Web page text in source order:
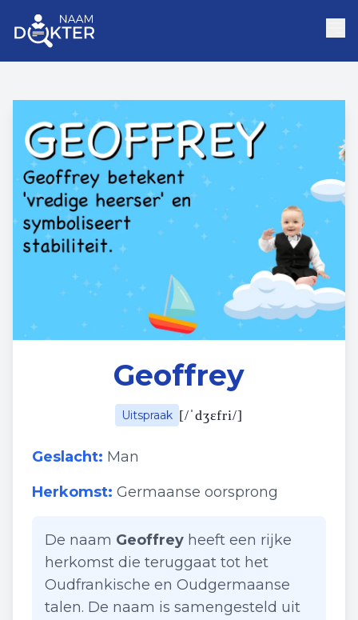
Geoffrey
Uitspraak [/ˈdʒɛfri/]
Geslacht: Man
Herkomst: Germaanse oorsprong
De naam Geoffrey heeft een rijke
herkomst die teruggaat tot het
Oudfrankische en Oudgermaanse
talen. De naam is samengesteld uit